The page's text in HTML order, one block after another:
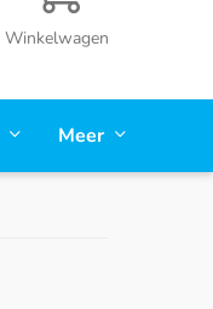
Winkelwagen
Meer